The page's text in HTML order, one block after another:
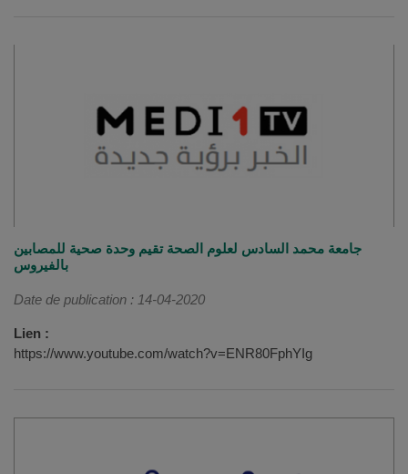
جامعة محمد السادس لعلوم الصحة تقيم وحدة صحية للمصابين
بالفيروس
Date de publication : 14-04-2020
Lien :
https://www.youtube.com/watch?v=ENR80FphYIg